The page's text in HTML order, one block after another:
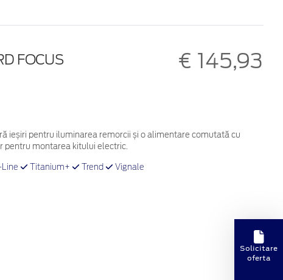
FOCUS
€ 145,93
ieșiri pentru iluminarea remorcii și o alimentare comutată cu
pentru montarea kitului electric.
Line Titanium+ Trend Vignale
Solicitare
oferta